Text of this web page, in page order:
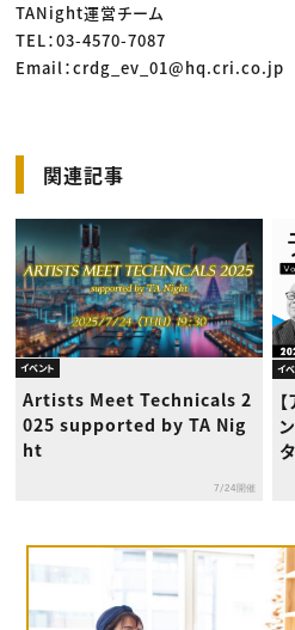
TANight運営チーム
TEL：03-4570-7087
Email：crdg_ev_01@hq.cri.co.jp
関連記事
イベント
Artists Meet Technicals 2
025 supported by TA Nig
ht
7/24開催
イ